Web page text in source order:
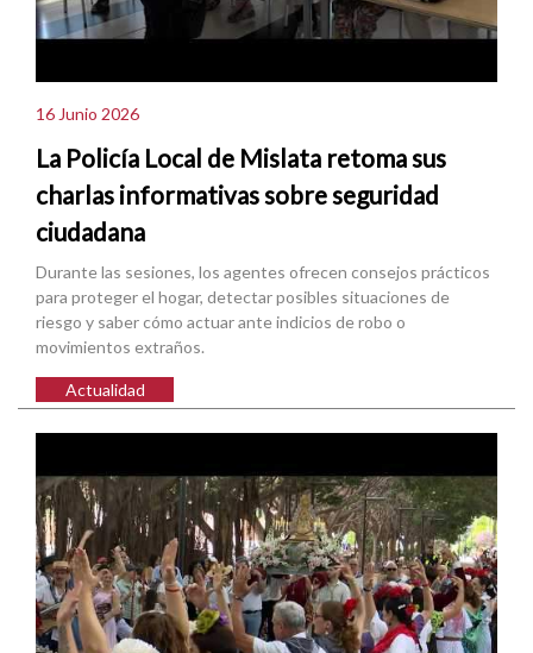
16 Junio 2026
La Policía Local de Mislata retoma sus
charlas informativas sobre seguridad
ciudadana
Durante las sesiones, los agentes ofrecen consejos prácticos
para proteger el hogar, detectar posibles situaciones de
riesgo y saber cómo actuar ante indicios de robo o
movimientos extraños.
Actualidad